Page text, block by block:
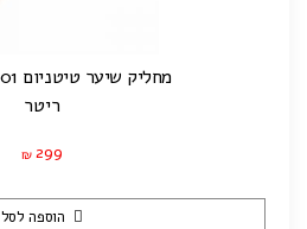
מחליק שיער טיטניום XSZ-10-01 –
ריטר
₪ 299
הוספה לסל